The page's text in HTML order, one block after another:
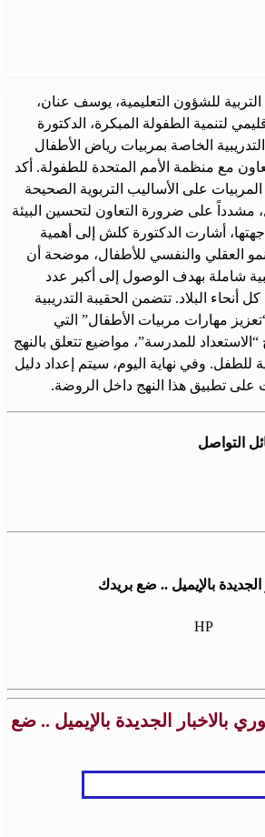
للشؤون التعليمية، يوسف عنان،
لتنمية الطفولة المبكرة، الدكتورة
الخاصة بمربيات رياض الأطفال
مع منظمة الأمم المتحدة للطفولة. أكد
على الأساليب التربوية الصحيحة
مشدداً على ضرورة التعاون لتحسين البيئة
جهتها، أشارت الدكتورة كلش إلى أهمية
العقلي والنفسي للأطفال، موضحة أن
شاملة بهدف الوصول إلى أكبر عدد
البلاد. تتضمن الحقيبة التدريبية
مهارات مربيات الأطفال” التي
للمدرسة”، مواضيع تتعلق بالنهج
للطفل. وفي نهاية اليوم، سيتم إعداد دليل
على تطبيق هذا النهج داخل الروضة.
التواصل
الجديدة بالإيميل .. ضع بريدك
HP
بالاخبار الجديدة بالإيميل .. ضع